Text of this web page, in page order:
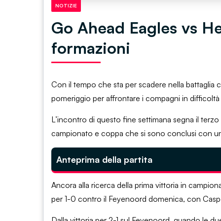
NOTIZIE
Go Ahead Eagles vs
formazioni
Con il tempo che sta per scadere nella battaglia
pomeriggio per affrontare i compagni in difficoltà
L’incontro di questo fine settimana segna il
campionato e coppa che si sono conclusi con
Anteprima della partita
Ancora alla ricerca della prima vittoria in
per 1-0 contro il Feyenoord domenica, con